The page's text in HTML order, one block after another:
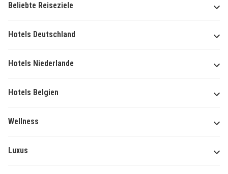
Beliebte Reiseziele
Hotels Deutschland
Hotels Niederlande
Hotels Belgien
Wellness
Luxus